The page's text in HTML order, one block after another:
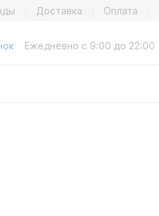
Доставка Оплата
Ежедневно с 9:00 до 22:00